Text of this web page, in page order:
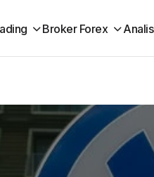
Broker Forex